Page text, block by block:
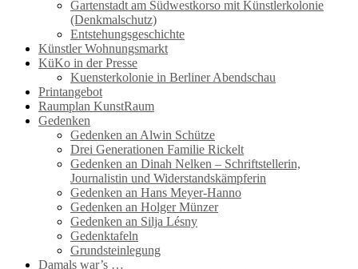
Gartenstadt am Südwestkorso mit Künstlerkolonie
(Denkmalschutz)
Entstehungsgeschichte
Künstler Wohnungsmarkt
KüKo in der Presse
Kuensterkolonie in Berliner Abendschau
Printangebot
Raumplan KunstRaum
Gedenken
Gedenken an Alwin Schütze
Drei Generationen Familie Rickelt
Gedenken an Dinah Nelken – Schriftstellerin,
Journalistin und Widerstandskämpferin
Gedenken an Hans Meyer-Hanno
Gedenken an Holger Münzer
Gedenken an Silja Lésny
Gedenktafeln
Grundsteinlegung
Damals war’s …